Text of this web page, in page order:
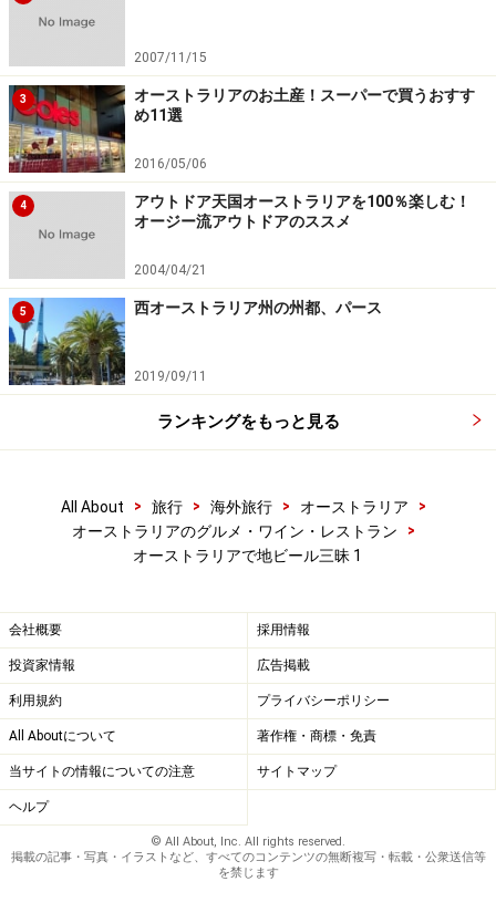
2007/11/15
3
オーストラリアのお土産！スーパーで買うおすす
め11選
2016/05/06
4
アウトドア天国オーストラリアを100％楽しむ！
オージー流アウトドアのススメ
2004/04/21
5 西オーストラリア州の州都、パース
2019/09/11
ランキングをもっと見る
All About > 旅行 > 海外旅行 > オーストラリア
>
オーストラリアのグルメ・ワイン・レストラン
>
オーストラリアで地ビール三昧 1
会社概要 採用情報
投資家情報 広告掲載
利用規約 プライバシーポリシー
All Aboutについて 著作権・商標・免責
当サイトの情報についての注意 サイトマップ
ヘルプ
© All About, Inc. All rights reserved.
掲載の記事・写真・イラストなど、すべてのコンテンツの無断複写・転載・公衆送信等
を禁じます